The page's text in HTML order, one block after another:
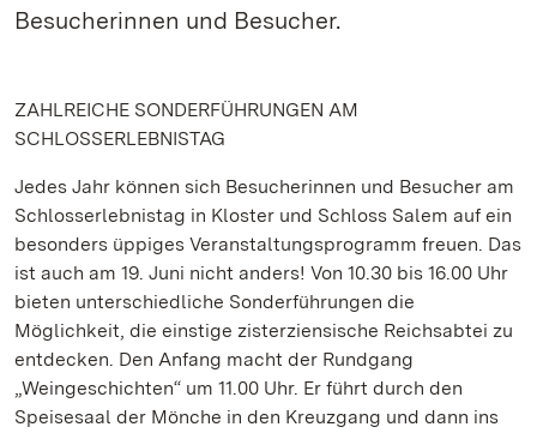
Besucherinnen und Besucher.
ZAHLREICHE SONDERFÜHRUNGEN AM
SCHLOSSERLEBNISTAG
Jedes Jahr können sich Besucherinnen und Besucher am
Schlosserlebnistag in Kloster und Schloss Salem auf ein
besonders üppiges Veranstaltungsprogramm freuen. Das
ist auch am 19. Juni nicht anders! Von 10.30 bis 16.00 Uhr
bieten unterschiedliche Sonderführungen die
Möglichkeit, die einstige zisterziensische Reichsabtei zu
entdecken. Den Anfang macht der Rundgang
„Weingeschichten“ um 11.00 Uhr. Er führt durch den
Speisesaal der Mönche in den Kreuzgang und dann ins